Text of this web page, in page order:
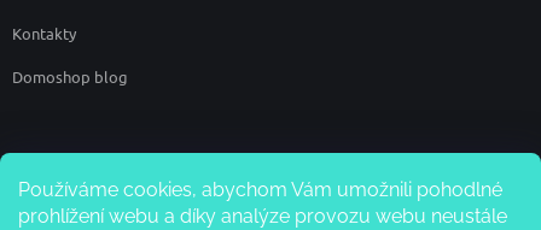
Používáme cookies, abychom Vám umožnili pohodlné
prohlížení webu a díky analýze provozu webu neustále
Kontakty
Domoshop blog